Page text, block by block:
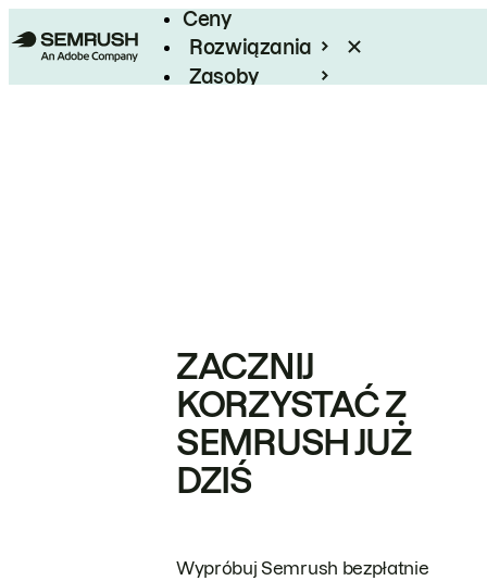
Ceny
Rozwiązania
Zasoby
ZACZNIJ
KORZYSTAĆ Z
SEMRUSH JUŻ
DZIŚ
Wypróbuj Semrush bezpłatnie